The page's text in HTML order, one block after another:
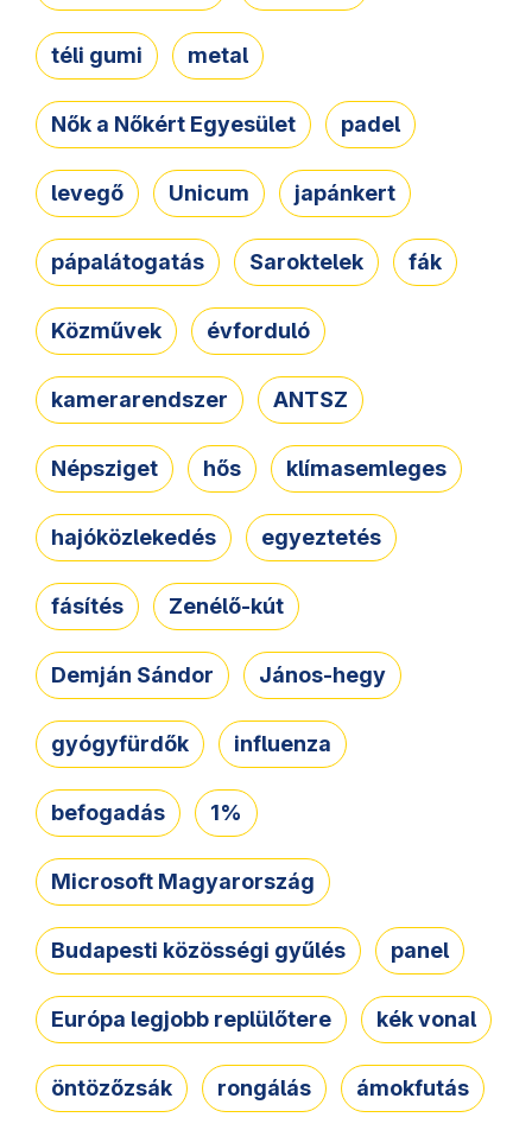
téli gumi metal
Nők a Nőkért Egyesület padel
levegő Unicum japánkert
pápalátogatás Saroktelek fák
Közművek évforduló
kamerarendszer ANTSZ
Népsziget hős klímasemleges
hajóközlekedés egyeztetés
fásítés Zenélő-kút
Demján Sándor János-hegy
gyógyfürdők influenza
befogadás 1%
Microsoft Magyarország
Budapesti közösségi gyűlés panel
Európa legjobb replülőtere kék vonal
öntözőzsák rongálás ámokfutás